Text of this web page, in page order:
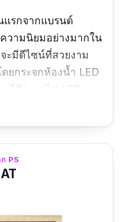
แรกจากแบรนด์
วามนิยมอย่างมากใน
ะมีดีไซน์ที่สวยงาม
ยกระจกห้องน้ำ LED
ย่างยิ่งสำหรับผู้ที่
LED นี้จะช่วยให้ความ
า นอกจากนี้ยัง
มผัสที่หน้ากระจก จึง
และรวดเร็ว
PS